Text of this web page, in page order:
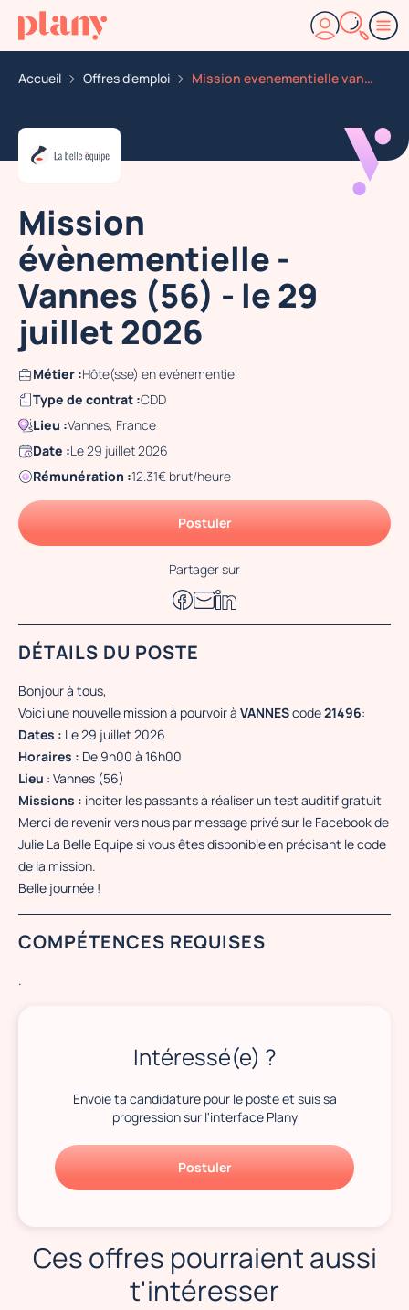
Accueil Offres d'emploi Mission evenementielle vannes 56 le 29 juillet 2026
Mission
évènementielle -
Vannes (56) - le 29
juillet 2026
Métier :Hôte(sse) en événementiel
Type de contrat :CDD
Lieu :Vannes, France
Date :Le 29 juillet 2026
Rémunération :12.31€ brut/heure
Postuler
Partager sur
DÉTAILS DU POSTE
Bonjour à tous,
Voici une nouvelle mission à pourvoir à VANNEScode21496:
Dates : Le 29 juillet 2026
Horaires : De 9h00 à 16h00
Lieu : Vannes (56)
Missions : inciter les passants à réaliser un test auditif gratuit
Merci de revenir vers nous par message privé sur le Facebook de
Julie La Belle Equipe si vous êtes disponible en précisant le code
de la mission.
Belle journée !
COMPÉTENCES REQUISES
.
Intéressé(e) ?
Envoie ta candidature pour le poste et suis sa
progression sur l'interface Plany
Postuler
Ces offres pourraient aussi
t'intéresser